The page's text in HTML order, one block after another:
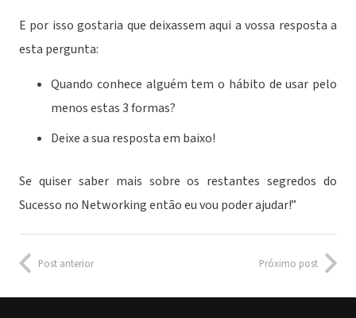
E por isso gostaria que deixassem aqui a vossa resposta a
esta pergunta:
Quando conhece alguém tem o hábito de usar pelo
menos estas 3 formas?
Deixe a sua resposta em baixo!
Se quiser saber mais sobre os restantes segredos do
Sucesso no Networking então eu vou poder ajudar!”
Post anterior Próximo post